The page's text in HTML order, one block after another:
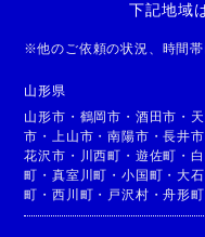
下記地域
※他のご依頼の状況、時間
山形県
山形市 ・ 鶴岡市 ・ 酒田市 ・
市 ・ 上山市 ・南陽市 ・長井市
花沢市 ・ 川西町 ・ 遊佐町 ・
町 ・真室川町 ・小国町 ・大
町 ・西川町 ・ 戸沢村 ・舟形町